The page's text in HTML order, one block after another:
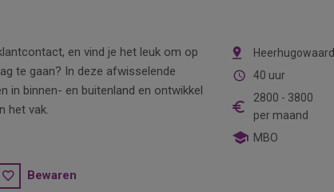
Heerhugowaard
40 uur
2800 - 3800
per maand
MBO
en vind je het leuk om op
te gaan? In deze afwisselende
in binnen- en buitenland en ontwikkel
het vak.
Bewaren